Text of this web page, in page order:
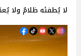
لا يُطفئه ظلامٌ ولا